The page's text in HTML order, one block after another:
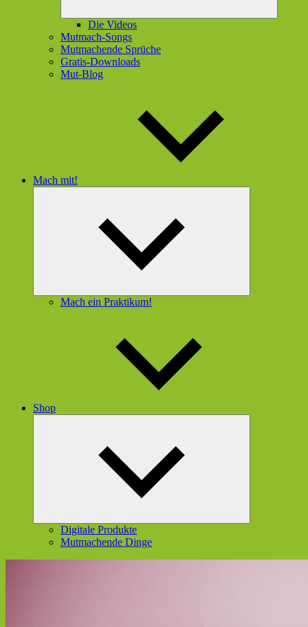
Die Videos
Mutmach-Songs
Mutmachende Sprüche
Gratis-Downloads
Mut-Blog
Mach mit!
Mach ein Praktikum!
Shop
Digitale Produkte
Mutmachende Dinge